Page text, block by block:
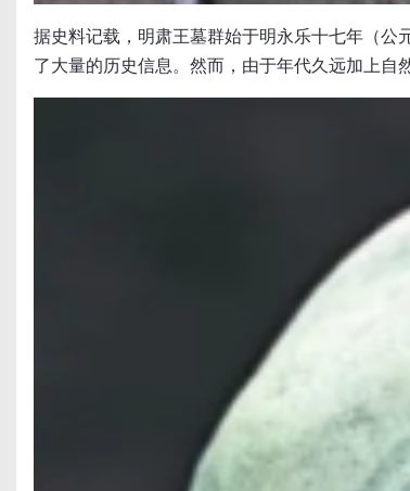
据史料记载，明肃王墓群始于明永乐十七年（公
了大量的历史信息。然而，由于年代久远加上自